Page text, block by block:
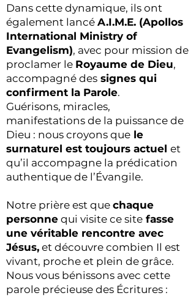
Dans cette dynamique, ils ont
également lancé A.I.M.E. (Apollos
International Ministry of
Evangelism), avec pour mission de
proclamer le Royaume de Dieu,
accompagné des signes qui
confirment la Parole.
Guérisons, miracles,
manifestations de la puissance de
Dieu : nous croyons que le
surnaturel est toujours actuel et
qu’il accompagne la prédication
authentique de l’Évangile.
Notre prière est que chaque
personne qui visite ce site fasse
une véritable rencontre avec
Jésus, et découvre combien Il est
vivant, proche et plein de grâce.
Nous vous bénissons avec cette
parole précieuse des Écritures :